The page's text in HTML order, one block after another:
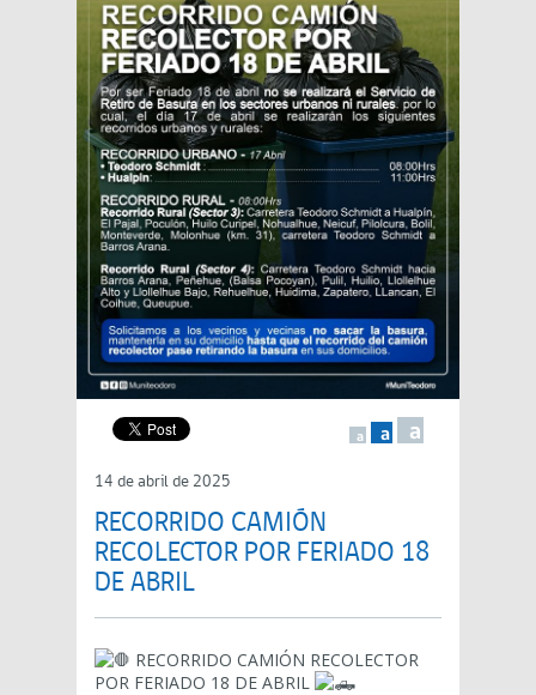
a a a
14 de abril de 2025
RECORRIDO CAMIÓN
RECOLECTOR POR FERIADO 18
DE ABRIL
RECORRIDO CAMIÓN RECOLECTOR
POR FERIADO 18 DE ABRIL